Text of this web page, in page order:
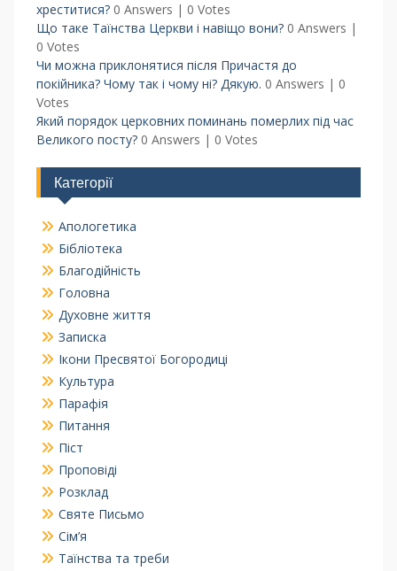
хреститися? 0 Answers | 0 Votes
Що таке Таїнства Церкви і навіщо вони? 0 Answers |
0 Votes
Чи можна приклонятися після Причастя до
покійника? Чому так і чому ні? Дякую. 0 Answers | 0
Votes
Який порядок церковних поминань померлих під час
Великого посту? 0 Answers | 0 Votes
Категорії
Апологетика
Бібліотека
Благодійність
Головна
Духовне життя
Записка
Ікони Пресвятої Богородиці
Культура
Парафія
Питання
Піст
Проповіді
Розклад
Святе Письмо
Сім’я
Таїнства та треби